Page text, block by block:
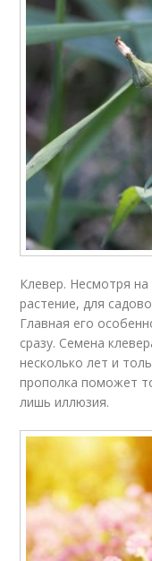
Клевер. Несмотря
растение, для
Главная его
сразу. Семена
несколько лет и
прополка поможет
лишь иллюзия.